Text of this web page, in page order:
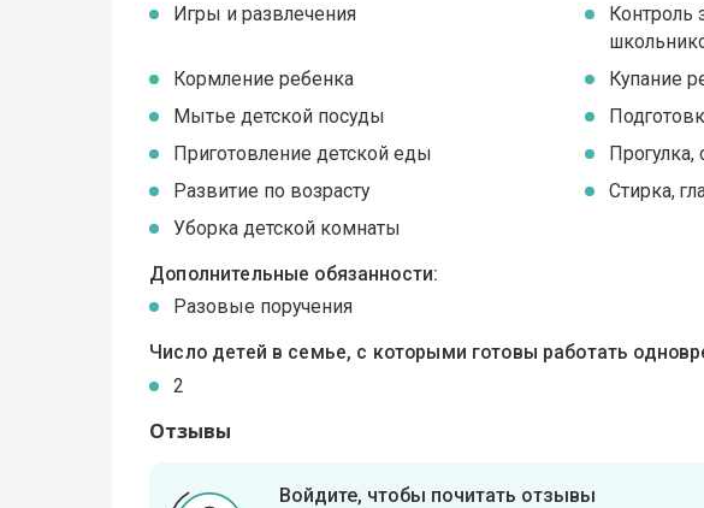
Игры и развлечения
Контроль
Кормление ребенка
Купание
Мытье детской посуды
Приготовление детской еды
Развитие по возрасту
Стирка,
Уборка детской комнаты
Дополнительные обязанности:
Разовые поручения
Число детей в семье, с которыми готовы работать
2
Отзывы
Войдите, чтобы почитать отзывы